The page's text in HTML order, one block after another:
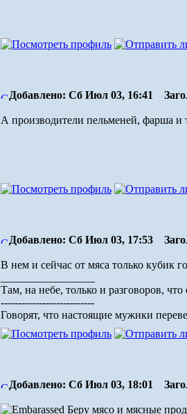
Добавлено: Сб Июл 03, 16:41
А производители пельменей, фарша и
Добавлено: Сб Июл 03, 17:53
В нем и сейчас от мяса только кубик
Там, на небе, только и разговоров,
---------------------------
Говорят, что настоящие мужики
Добавлено: Сб Июл 03, 18:01
Беру мясо и мясные